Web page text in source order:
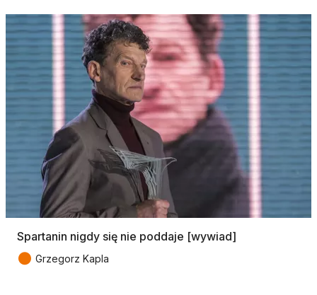
Spartanin nigdy się nie poddaje [wywiad]
● Grzegorz Kapla